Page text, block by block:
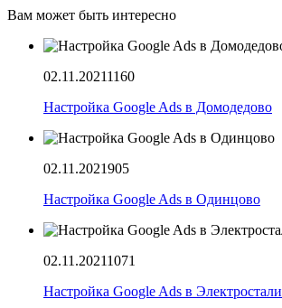
Вам может быть интересно
02.11.20211160
Настройка Google Ads в Домодедово
02.11.2021905
Настройка Google Ads в Одинцово
02.11.20211071
Настройка Google Ads в Электростали